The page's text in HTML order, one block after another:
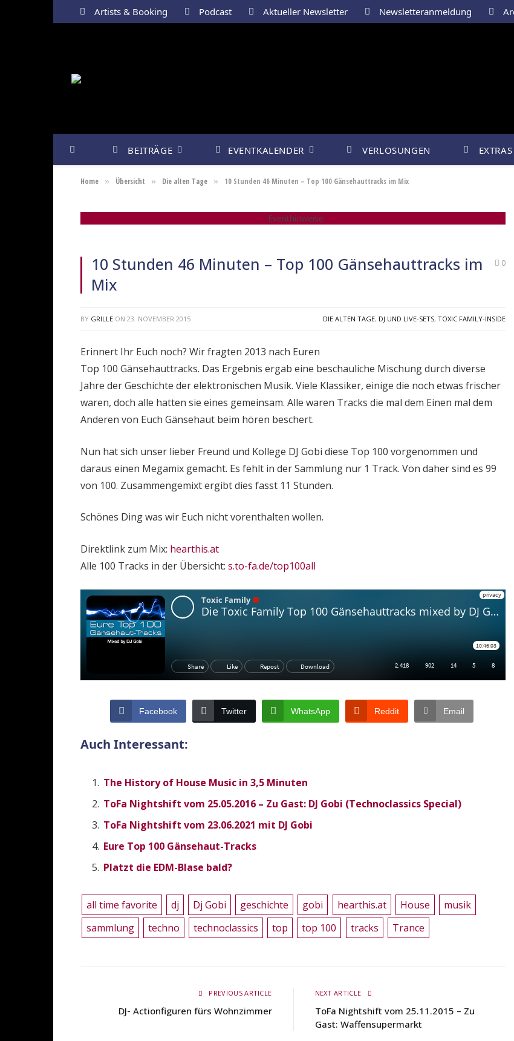
Artists & Booking Podcast Aktueller Newsletter Newsletteranmeldung
BEITRÄGE EVENTKALENDER VERLOSUNGEN EXTRAS
Home » Übersicht » Die alten Tage » 10 Stunden 46 Minuten – Top 100 Gänsehauttracks im Mix
Eventhinweise
10 Stunden 46 Minuten – Top 100 Gänsehauttracks im
Mix
0
BY GRILLE ON 23. NOVEMBER 2015 DIE ALTEN TAGE, DJ UND LIVE-SETS, TOXIC FAMILY-INSIDE
Erinnert Ihr Euch noch? Wir fragten 2013 nach Euren
Top 100 Gänsehauttracks. Das Ergebnis ergab eine beschauliche Mischung durch diverse
Jahre der Geschichte der elektronischen Musik. Viele Klassiker, einige die noch etwas frischer
waren, doch alle hatten sie eines gemeinsam. Alle waren Tracks die mal dem Einen mal dem
Anderen von Euch Gänsehaut beim hören beschert.
Nun hat sich unser lieber Freund und Kollege DJ Gobi diese Top 100 vorgenommen und
daraus einen Megamix gemacht. Es fehlt in der Sammlung nur 1 Track. Von daher sind es 99
von 100. Zusammengemixt ergibt dies fasst 11 Stunden.
Schönes Ding was wir Euch nicht vorenthalten wollen.
Direktlink zum Mix: hearthis.at
Alle 100 Tracks in der Übersicht: s.to-fa.de/top100all
Facebook Twitter WhatsApp Reddit Email
Auch Interessant:
The History of House Music in 3,5 Minuten
ToFa Nightshift vom 25.05.2016 – Zu Gast: DJ Gobi (Technoclassics Special)
ToFa Nightshift vom 23.06.2021 mit DJ Gobi
Eure Top 100 Gänsehaut-Tracks
Platzt die EDM-Blase bald?
all time favorite dj Dj Gobi geschichte gobi hearthis.at House
musik
sammlung
techno technoclassics top top 100 tracks Trance
PREVIOUS ARTICLE
DJ- Actionfiguren fürs Wohnzimmer
NEXT ARTICLE
ToFa Nightshift vom 25.11.2015 – Zu
Gast: Waffensupermarkt